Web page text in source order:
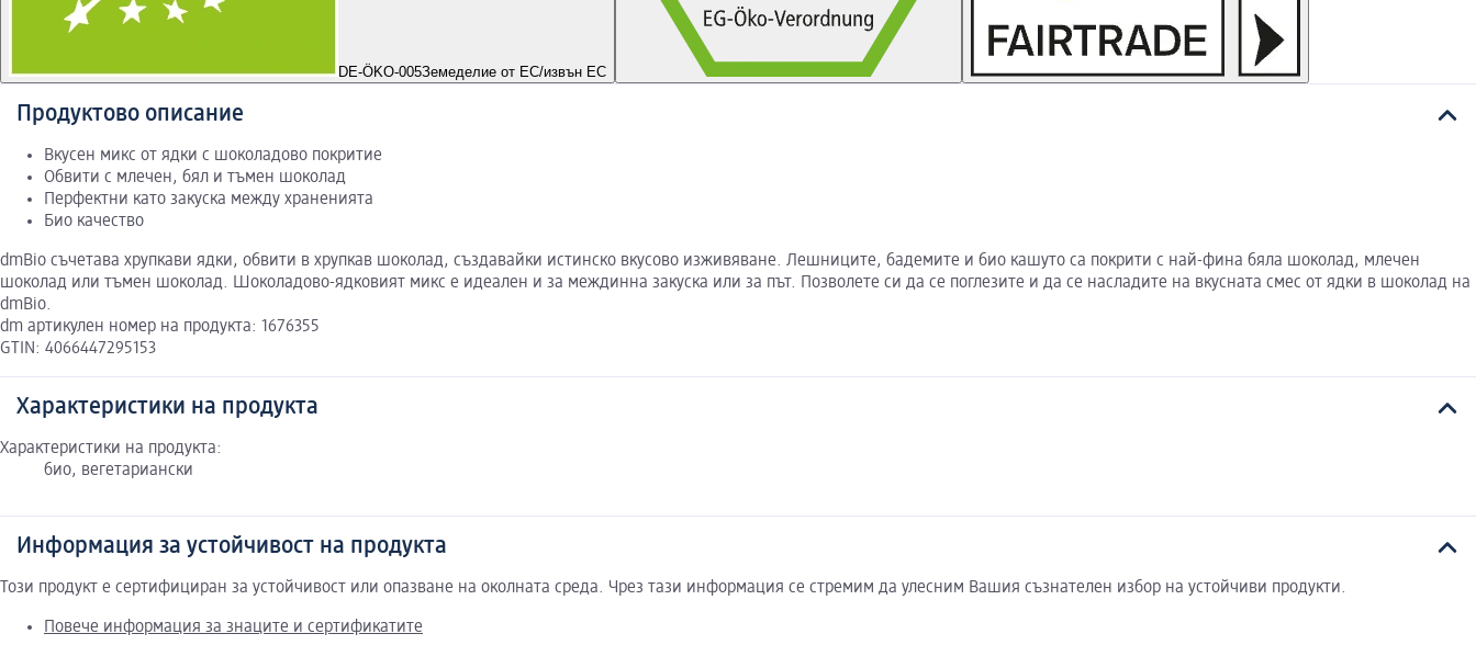
DE-ÖKO-005Земеделие от ЕС/извън ЕС
Продуктово описание
Вкусен микс от ядки с шоколадово покритие
Обвити с млечен, бял и тъмен шоколад
Перфектни като закуска между храненията
Био качество
dmBio съчетава хрупкави ядки, обвити в хрупкав шоколад, създавайки истинско вкусово изживяване. Лешниците, бадемите и био кашуто са покрити с най-фина бяла шоколад, млечен
шоколад или тъмен шоколад. Шоколадово-ядковият микс е идеален и за междинна закуска или за път. Позволете си да се поглезите и да се насладите на вкусната смес от ядки в шоколад на
dmBio.
dm артикулен номер на продукта: 1676355
GTIN: 4066447295153
Характеристики на продукта
Характеристики на продукта:
био, вегетариански
Информация за устойчивост на продукта
Този продукт е сертифициран за устойчивост или опазване на околната среда. Чрез тази информация се стремим да улесним Вашия съзнателен избор на устойчиви продукти.
Повече информация за знаците и сертификатите